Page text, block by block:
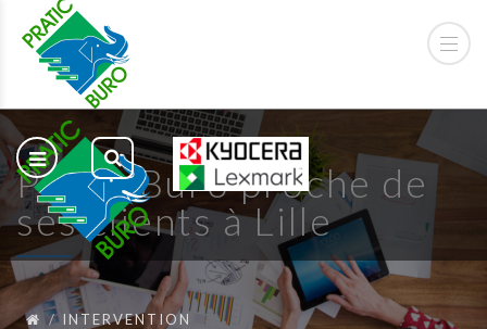
Pratic Buro proche de
ses clients à Lille
INTERVENTION